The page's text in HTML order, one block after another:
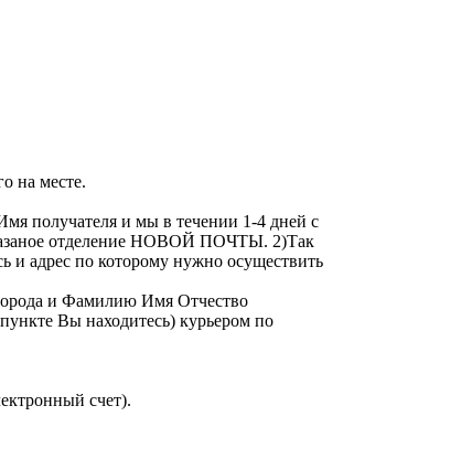
на месте.
получателя и мы в течении 1-4 дней с
отделение НОВОЙ ПОЧТЫ. 2)Так
и адрес по которому нужно осуществить
и Фамилию Имя Отчество
Вы находитесь) курьером по
счет).